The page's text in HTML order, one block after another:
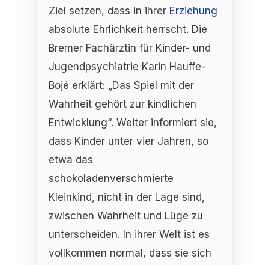
Ziel setzen, dass in ihrer Erziehung
absolute Ehrlichkeit herrscht. Die
Bremer Fachärztin für Kinder- und
Jugendpsychiatrie Karin Hauffe-
Bojé erklärt: „Das Spiel mit der
Wahrheit gehört zur kindlichen
Entwicklung“. Weiter informiert sie,
dass Kinder unter vier Jahren, so
etwa das
schokoladenverschmierte
Kleinkind, nicht in der Lage sind,
zwischen Wahrheit und Lüge zu
unterscheiden. In ihrer Welt ist es
vollkommen normal, dass sie sich